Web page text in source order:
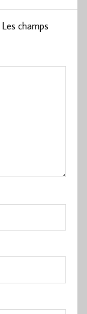
Les champs